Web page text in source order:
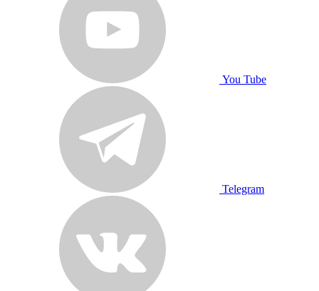
You Tube
Telegram